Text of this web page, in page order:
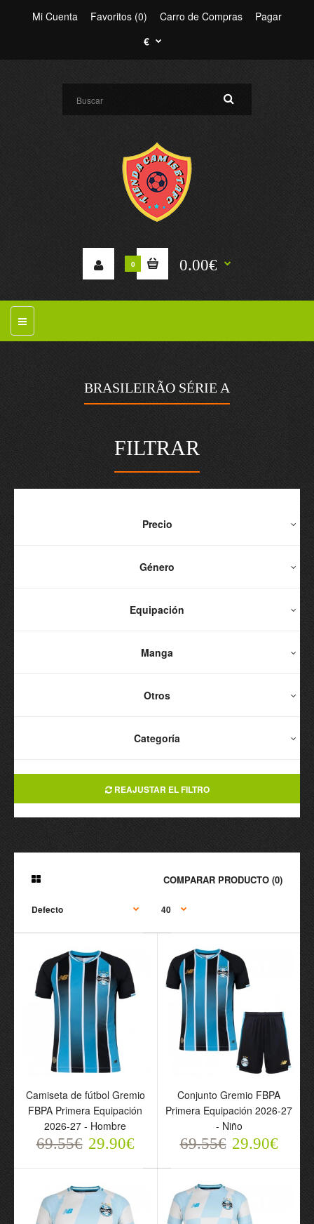
Mi Cuenta Favoritos (0) Carro de Compras
Pagar
€
0 0.00€
BRASILEIRÃO SÉRIE A
FILTRAR
Precio
Género
Equipación
Manga
Otros
Categoría
REAJUSTAR EL FILTRO
COMPARAR PRODUCTO (0)
Gremio FBPA Primera
Equipación 2026-27 -
Hombre
69.55€ 29.90€
Primera Equipación
2026-27 - Niño
69.55€ 29.90€
Camiseta de fútbol Gremio
FBPA Primera Equipación
2026-27 - Hombre
69.55€ 29.90€
Conjunto Gremio FBPA
Primera Equipación 2026-27
- Niño
69.55€ 29.90€